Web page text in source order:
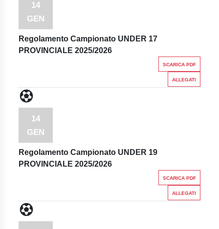
14
GEN
Regolamento Campionato UNDER 17
PROVINCIALE 2025/2026
SCARICA PDF
ALLEGATI
14
GEN
Regolamento Campionato UNDER 19
PROVINCIALE 2025/2026
SCARICA PDF
ALLEGATI